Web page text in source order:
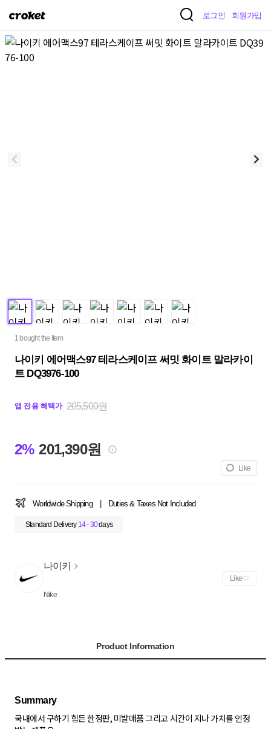
크
켓
로그인 회원가입
1 bought the item
나이키 에어맥스97 테라스케이프 써밋 화이트 말라카이
트 DQ3976-100
앱 전용 혜택가 205,500원
2% 201,390원
Like
Worldwide Shipping Duties & Taxes Not Included
Standard Delivery 14 - 30days
나이키
Nike
Like
Product Information
Summary
국내에서 구하기 힘든 한정판, 미발매품 그리고 시간이 지나 가치를 인정